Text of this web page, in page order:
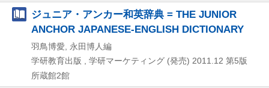
ジュニア・アンカー和英辞典 = THE JUNIOR
ANCHOR JAPANESE-ENGLISH DICTIONARY
羽鳥博愛, 永田博人編
学研教育出版 , 学研マーケティング (発売) 2011.12 第5版
所蔵館2館